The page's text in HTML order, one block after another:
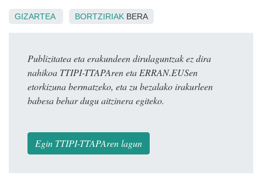
GIZARTEA BORTZIRIAK BERA
Publizitatea eta erakundeen dirulaguntzak ez dira
nahikoa TTIPI-TTAPAren eta ERRAN.EUSen
etorkizuna bermatzeko, eta zu bezalako irakurleen
babesa behar dugu aitzinera egiteko.
Egin TTIPI-TTAPAren lagun